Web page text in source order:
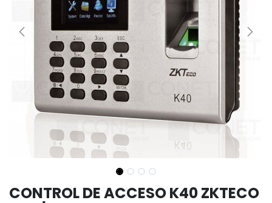
CONTROL DE ACCESO K40 ZKTECO